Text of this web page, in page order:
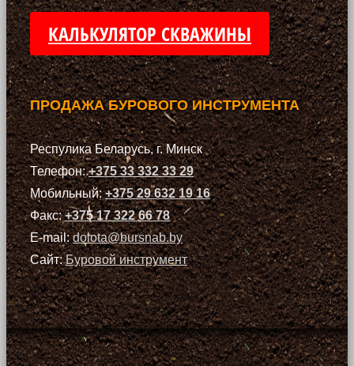
КАЛЬКУЛЯТОР СКВАЖИНЫ
ПРОДАЖА БУРОВОГО ИНСТРУМЕНТА
Респулика Беларусь, г. Минск
Телефон:+375 33 332 33 29
Мобильный:+375 29 632 19 16
Факс:+375 17 322 66 78
E-mail:dolota@bursnab.by
Сайт:Буровой инструмент